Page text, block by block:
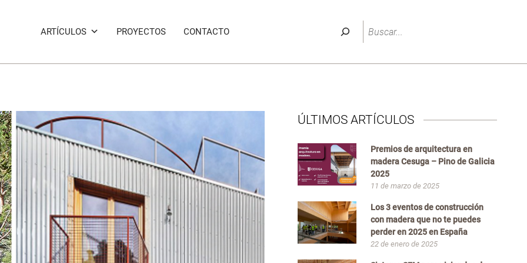
ARTÍCULOS PROYECTOS CONTACTO Buscar
ÚLTIMOS ARTÍCULOS
Premios de arquitectura en
madera Cesuga – Pino de Galicia
2025
11 de marzo de 2025
Los 3 eventos de construcción
con madera que no te puedes
perder en 2025 en España
22 de enero de 2025